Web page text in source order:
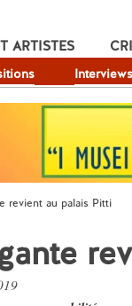
Interviews
ARTISTES
revient au palais Pitti